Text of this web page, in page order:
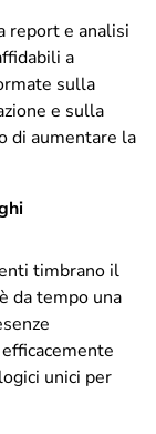
report e analisi
a
sulla
e sulla
di aumentare la
timbrano il
da tempo una
unici per